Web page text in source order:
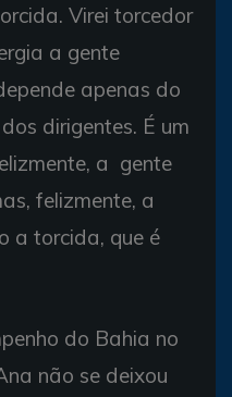
Virei torcedor
a gente
apenas do
dirigentes. É um
a gente
felizmente, a
a torcida, que é
do Bahia no
não se deixou